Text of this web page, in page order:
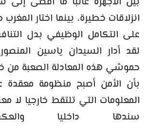
انزلاقات خطيرة، بينما اختار
على التكامل الوظيفي بدل
لقد أدار السيدان ياسين
حموشي هذه المعادلة الصعبة
بأن الأمن أصبح منظومة معقدة
المعلومات التي تلتقط خارجيا لا
سندها داخليا